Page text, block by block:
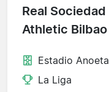
Real Sociedad
Athletic Bilbao
Estadio Anoeta
La Liga